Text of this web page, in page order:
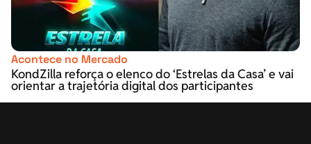
Acontece no Mercado
KondZilla reforça o elenco do ‘Estrelas da Casa’ e vai
orientar a trajetória digital dos participantes